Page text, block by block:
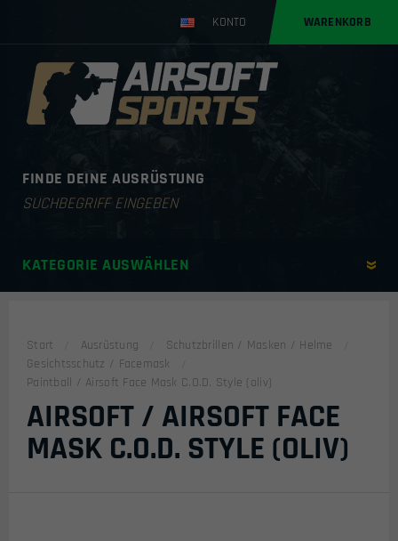
KONTO WARENKORB
FINDE DEINE AUSRÜSTUNG
Products
KATEGORIE AUSWÄHLEN
Start Ausrüstung
Schutzbrillen / Masken / Helme
Gesichtsschutz / Facemask
Paintball / Airsoft Face Mask C.O.D. Style (oliv)
AIRSOFT / AIRSOFT FACE
MASK C.O.D. STYLE (OLIV)